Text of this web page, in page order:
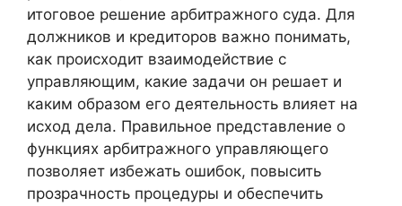
итоговое решение арбитражного суда. Для
должников и кредиторов важно понимать,
как происходит взаимодействие с
управляющим, какие задачи он решает и
каким образом его деятельность влияет на
исход дела. Правильное представление о
функциях арбитражного управляющего
позволяет избежать ошибок, повысить
прозрачность процедуры и обеспечить